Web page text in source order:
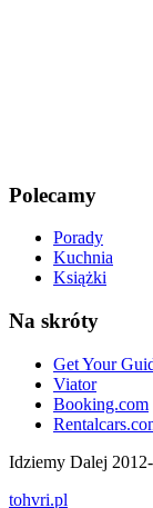
Polecamy
Porady
Kuchnia
Książki
Na skróty
Get Your
Viator
Booking.com
Idziemy Dalej
tohvri.pl